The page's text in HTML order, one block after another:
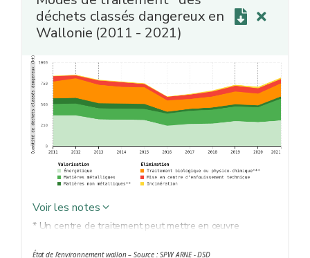
déchets classés dangereux en
Wallonie (2011 - 2021)
Voir les notes
* Un centre de traitement peut mettre en œuvre
État de l’environnement wallon – Source : SPW ARNE - DSD